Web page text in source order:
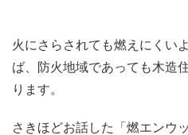
火にさらされても燃えにくい
ば、防火地域であっても木造
ります。
さきほどお話した「燃エンウ